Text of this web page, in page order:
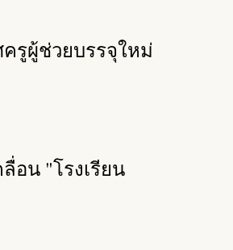
รูผู้ช่วยบรรจุใหม่
อน "โรงเรียน